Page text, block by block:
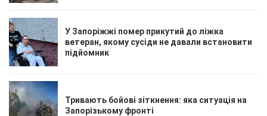
У Запоріжжі помер прикутий до ліжка
ветеран, якому сусіди не давали встановити
підйомник
Тривають бойові зіткнення: яка ситуація на
Запорізькому фронті